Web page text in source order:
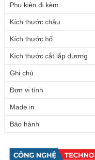
Phụ kiện đi kèm
Kích thước chậu
Kích thước hố
Kích thước cắt lắp dương
Ghi chú
Đợn vị tính
Made in
Bảo hành